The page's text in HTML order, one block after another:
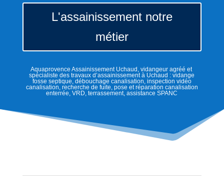
L'assainissement notre
métier
Aquaprovence Assainissement Uchaud, vidangeur agréé et
spécialiste des travaux d’assainissement à Uchaud : vidange
fosse septique, débouchage canalisation, inspection vidéo
canalisation, recherche de fuite, pose et réparation canalisation
enterrée, VRD, terrassement, assistance SPANC